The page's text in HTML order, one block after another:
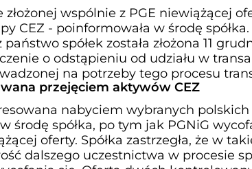
złożonej wspólnie z PGE niewiążącej
CEZ - poinformowała w środę
spółek została złożona 11
o odstąpieniu od udziału w
na potrzeby tego procesu
przejęciem aktywów CEZ
nabyciem wybranych
środę spółka, po tym jak PGNiG
oferty. Spółka zastrzegła, że w
dalszego uczestnictwa w procesie